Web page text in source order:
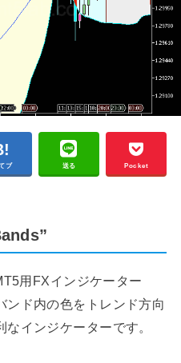
ブ 送る Pocket
用FXインジケーター
ンド内の色をトレンド方向
インジケーターです。